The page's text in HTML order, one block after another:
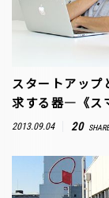
スタートアップ
求する器―《ス
2013.09.04 20 SHARE